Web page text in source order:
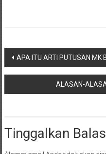
Barat/
jawa
Timur/
Navigasi
pos
APA ITU ARTI PUTUSAN MK
ALASAN-
Tinggalkan